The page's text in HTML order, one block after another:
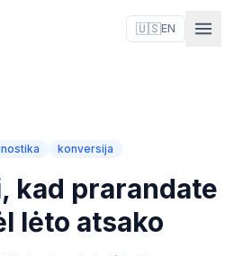
🇺🇸EN
konversija
kad prarandate
lėto atsako